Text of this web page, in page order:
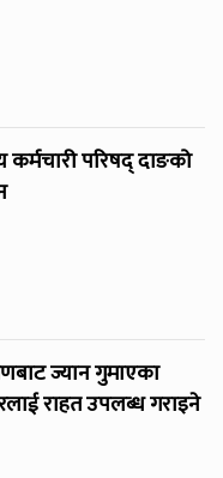
कर्मचारी परिषद् दाङको
ज्यान गुमाएका
राहत उपलब्ध गराइने